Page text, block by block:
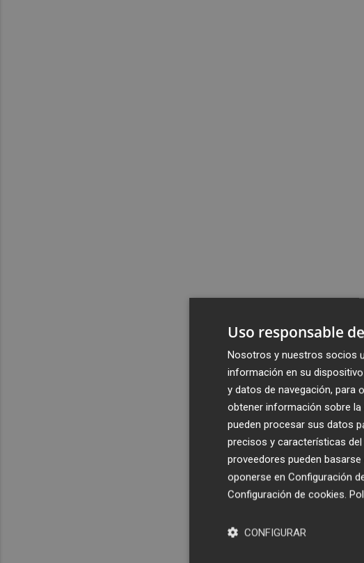
Uso responsable
Nosotros y nuestros socios
información en su
y datos de navegación, para
obtener información sobre
pueden procesar sus datos
precisos y características
proveedores pueden
oponerse en Configuración
Configuración de cookies.
CONFIGURAR